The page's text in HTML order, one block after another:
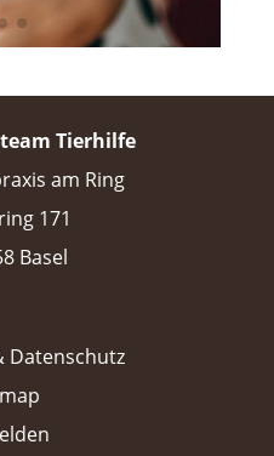
Tierhilfe
am Ring
171
Basel
Datenschutz